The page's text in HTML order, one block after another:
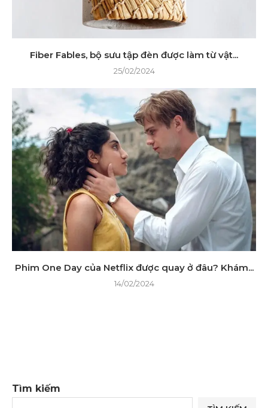
Fiber Fables, bộ sưu tập đèn được làm từ vật...
25/02/2024
Phim One Day của Netflix được quay ở đâu? Khám...
14/02/2024
Tìm kiếm